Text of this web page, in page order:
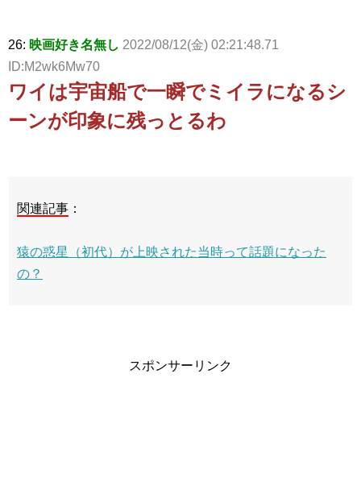
26: 映画好き名無し 2022/08/12(金) 02:21:48.71
ID:M2wk6Mw70
ワイは宇宙船で一瞬でミイラになるシ
ーンが印象に残っとるわ
関連記事 ：
猿の惑星（初代）が上映された当時って話題になった
の？
スポンサーリンク